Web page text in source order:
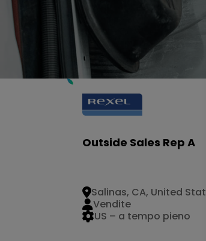
Outside Sales Rep A
Salinas, CA, United
US – a tempo pieno
Vendite